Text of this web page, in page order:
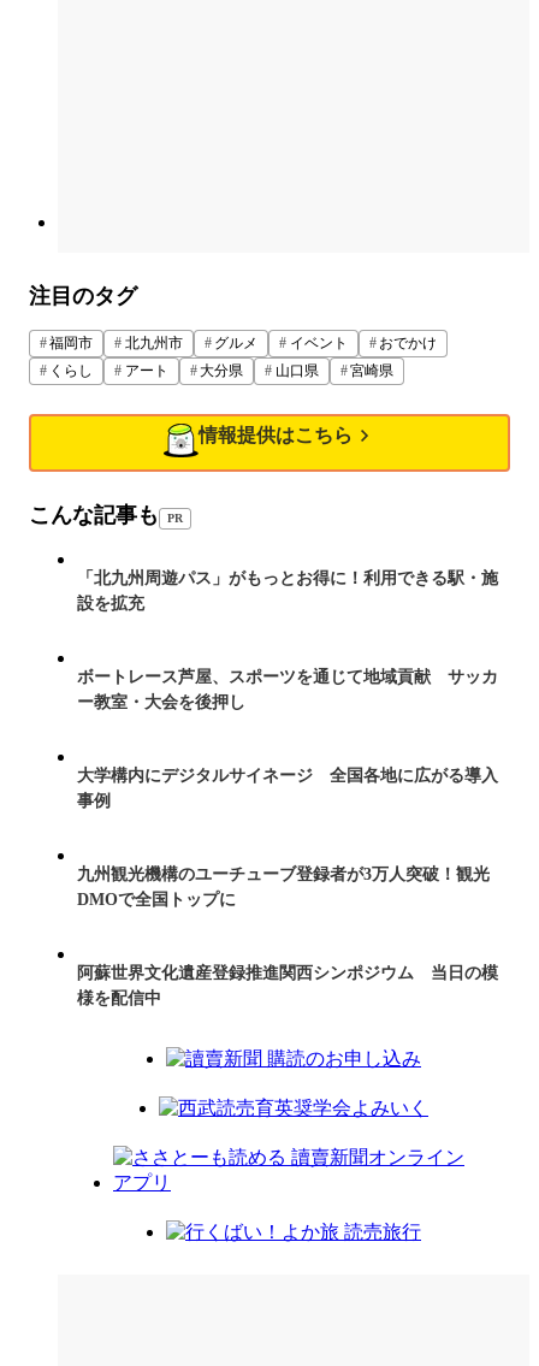
注目のタグ
福岡市 北九州市 グルメ イベント
おでかけ
くらし
アート 大分県 山口県 宮崎県
情報提供はこちら
こんな記事も PR
「北九州周遊パス」がもっとお得に！利用できる駅・施
設を拡充
ボートレース芦屋、スポーツを通じて地域貢献 サッカ
ー教室・大会を後押し
大学構内にデジタルサイネージ 全国各地に広がる導入
事例
九州観光機構のユーチューブ登録者が3万人突破！観光
DMOで全国トップに
阿蘇世界文化遺産登録推進関西シンポジウム 当日の模
様を配信中